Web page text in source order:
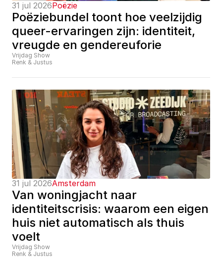
31 jul 2026Poëzie
Poëziebundel toont hoe veelzijdig
queer-ervaringen zijn: identiteit,
vreugde en gendereuforie
Vrijdag Show
Renk & Justus
31 jul 2026Amsterdam
Van woningjacht naar
identiteitscrisis: waarom een eigen
huis niet automatisch als thuis
voelt
Vrijdag Show
Renk & Justus